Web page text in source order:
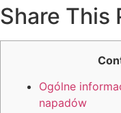
Share This
Ogólne
napadów